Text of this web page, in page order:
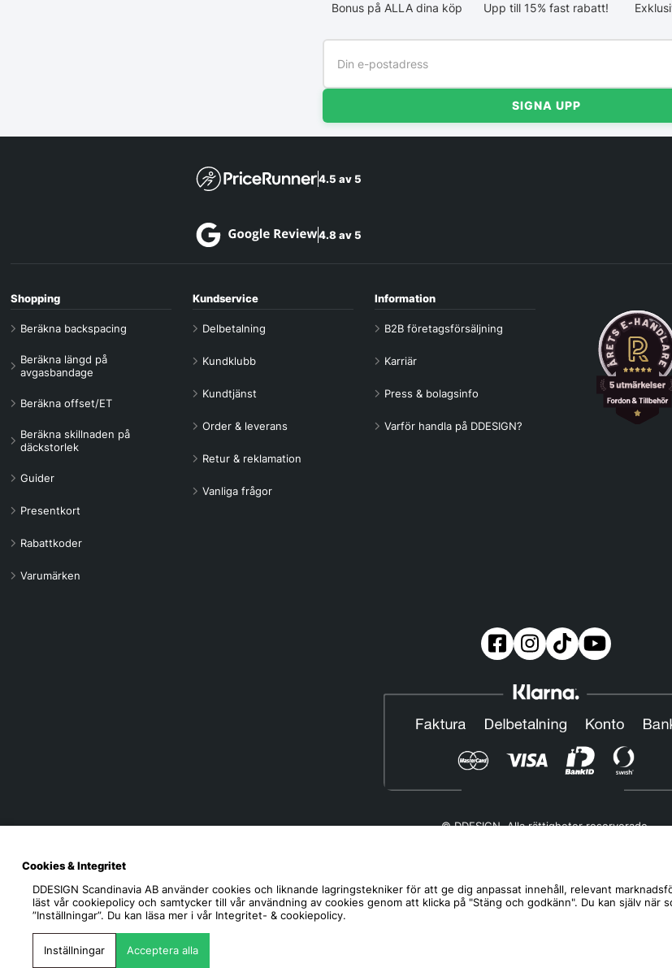
Bonus på ALLA dina köp Upp till 15% fast rabatt!
SIGNA UPP
4.5 av 5
4.8 av 5
Shopping
Beräkna backspacing
Beräkna längd på
avgasbandage
Beräkna offset/ET
Beräkna skillnaden på
däckstorlek
Guider
Presentkort
Rabattkoder
Varumärken
Kundservice
Delbetalning
Kundklubb
Kundtjänst
Order & leverans
Retur & reklamation
Vanliga frågor
Information
B2B företagsförsäljning
Karriär
Press & bolagsinfo
Varför handla på DDESIGN?
© DDESIGN. Alla rättigheter reserverade.
Helgfria vardagar 10:00-12:00
Cookies & Integritet
DDESIGN Scandinavia AB använder cookies och liknande lagringstekniker för att ge dig anpassat innehåll, relevant
läst vår cookiepolicy och samtycker till vår användning av cookies genom att klicka på "Stäng och godkänn". Du kan själv
”Inställningar”. Du kan läsa mer i vår Integritet- & cookiepolicy.
Inställningar Acceptera alla